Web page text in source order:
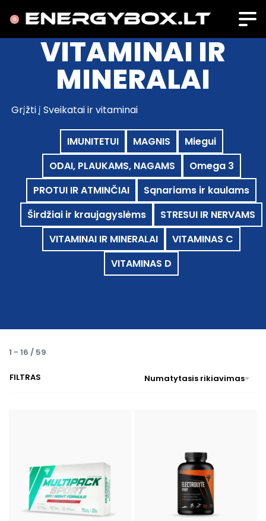
0
VITAMINAI IR
MINERALAI
Grįžti į Sveikatai ir vitaminai
IMUNITETUI MAGNIS
Miegui
ODAI, PLAUKAMS, NAGAMS
Omega 3
PROTUI IR ATMINČIAI
Sąnariams ir kaulams
Širdžiai ir kraujagyslėms
STRESUI IR NERVAMS
VITAMINAI IR MINERALAI
VITAMINAS C
VITAMINAS D
1 - 16 / 59
Numatytasis rikiavimas
FILTRAS